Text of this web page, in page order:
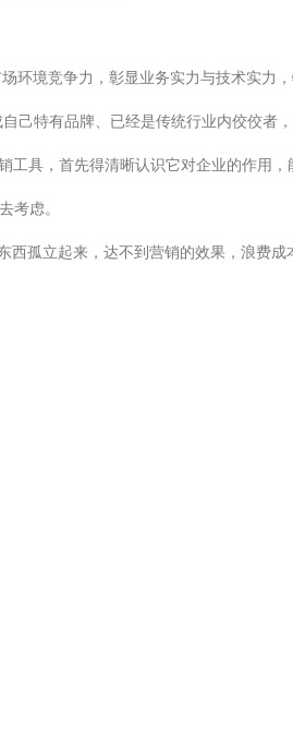
环境竞争力，彰显业务实力与技术实力
己特有品牌、已经是传统行业内佼佼者
具，首先得清晰认识它对企业的作用，
考虑。
孤立起来，达不到营销的效果，浪费成